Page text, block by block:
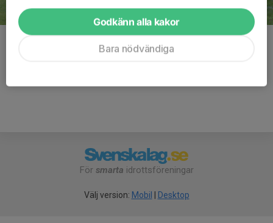
För smarta idrottsföreningar
Välj version: Mobil Desktop
Godkänn alla kakor
Bara nödvändiga